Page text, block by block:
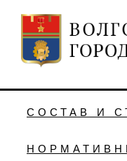
СОСТАВ И